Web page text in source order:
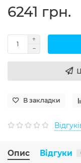
6241 грн.
В закладки
Опис Відгуки